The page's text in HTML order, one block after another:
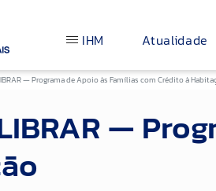
IHM
Atualidade
— Programa de Apoio às Famílias com Crédito à
—